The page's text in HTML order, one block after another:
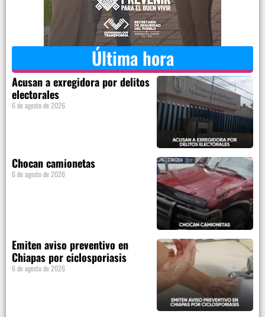
Última hora
Acusan a exregidora por delitos
electorales
6 de agosto de 2026
Chocan camionetas
6 de agosto de 2026
Emiten aviso preventivo en
Chiapas por ciclosporiasis
6 de agosto de 2026